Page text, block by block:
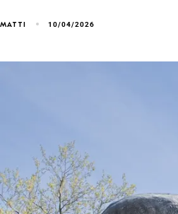
MATTI 10/04/2026